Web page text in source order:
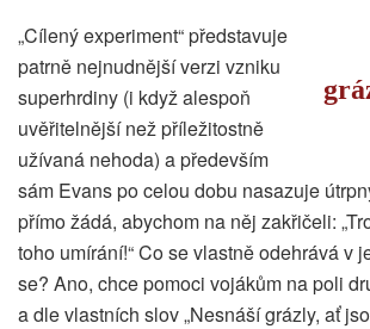
„Cílený experiment“ představuje
patrně nejnudnější verzi vzniku
superhrdiny (i když alespoň
uvěřitelnější než příležitostně
užívaná nehoda) a především
sám Evans po celou dobu nasazuje
přímo žádá, abychom na něj zakřičeli:
toho umírání!“ Co se vlastně odehrává v
se? Ano, chce pomoci vojákům na poli
a dle vlastních slov „Nesnáší grázly, ať